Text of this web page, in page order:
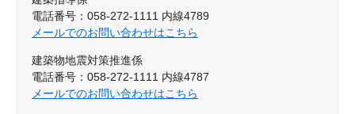
電話番号：058-272-1111 内線4789
メールでのお問い合わせはこちら
建築物地震対策推進係
電話番号：058-272-1111 内線4787
メールでのお問い合わせはこちら